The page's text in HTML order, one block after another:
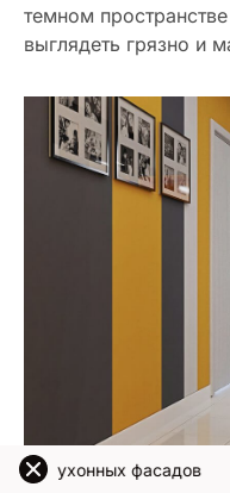
темном
выглядеть грязно и
29 июля